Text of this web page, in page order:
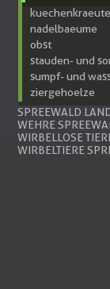
nadelbaeume
obst
stauden- und
sumpf- und
ziergehoelze
SPREEWALD
WEHRE
WIRBELLOSE
WIRBELTIERE